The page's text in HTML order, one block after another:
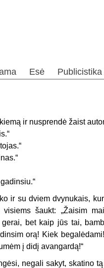
Esė Publicistika
ir nusprendė žaist
ir su dviem dvynukais,
šaukt: „Žaisim
gerai, bet kaip jūs tai,
orą! Kiek
į didį avangardą!“
negali sakyt, skatino